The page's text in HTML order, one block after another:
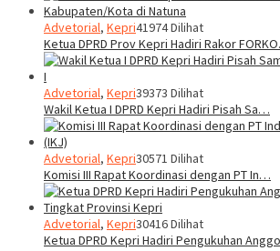
Advetorial, Kepri41974 Dilihat
Ketua DPRD Prov Kepri Hadiri Rakor
Advetorial, Kepri39373 Dilihat
Wakil Ketua I DPRD Kepri Hadiri Pisah Sa…
Advetorial, Kepri30571 Dilihat
Komisi III Rapat Koordinasi dengan PT In…
Advetorial, Kepri30416 Dilihat
Ketua DPRD Kepri Hadiri Pengukuhan